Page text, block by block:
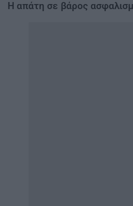
Η απάτη σε βάρος